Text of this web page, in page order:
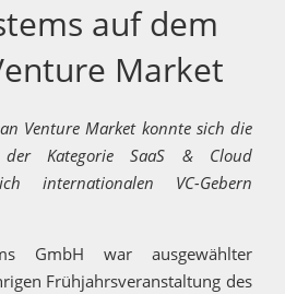
auf dem
Market
Venture Market konnte sich die
Kategorie SaaS & Cloud
internationalen VC-Gebern
GmbH war ausgewählter
Frühjahrsveranstaltung des